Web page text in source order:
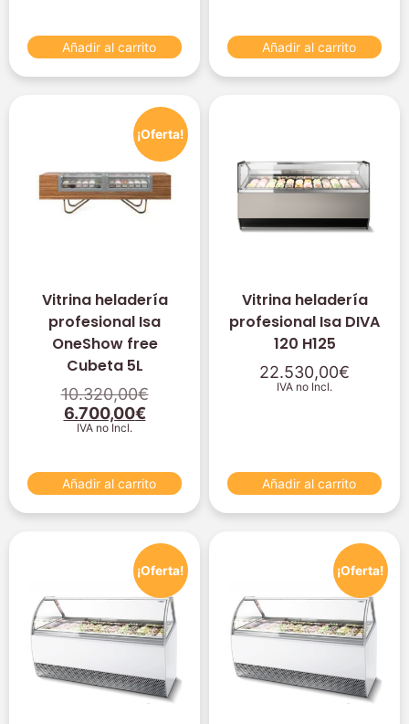
Añadir al carrito Añadir al carrito
¡Oferta!
Vitrina heladería
profesional Isa
OneShow free
Cubeta 5L
10.320,00€
6.700,00€
IVA no Incl.
Añadir al carrito
Vitrina heladería
profesional Isa DIVA
120 H125
22.530,00€
IVA no Incl.
Añadir al carrito
¡Oferta! ¡Oferta!